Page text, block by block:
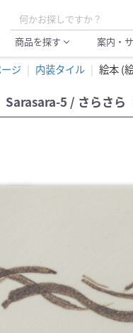
商品を探す expand_more 案内・
ジ 内装タイル 絵本 (
5 / さらさら